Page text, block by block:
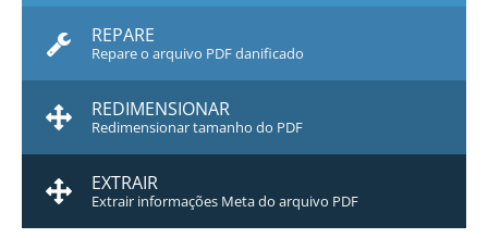
REPARE
Repare o arquivo PDF danificado
REDIMENSIONAR
Redimensionar tamanho do PDF
EXTRAIR
Extrair informações Meta do arquivo PDF